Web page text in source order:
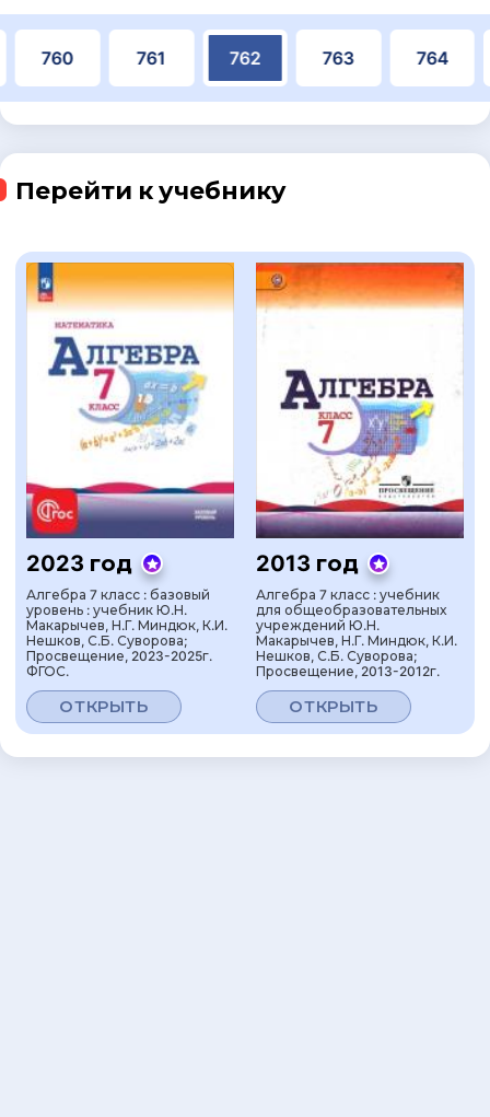
760 761 762 763 764
Перейти к учебнику
2023 год
Алгебра 7 класс : базовый
уровень : учебник Ю.Н.
Макарычев, Н.Г. Миндюк, К.И.
Нешков, С.Б. Суворова;
Просвещение, 2023-2025г.
ФГОС.
ОТКРЫТЬ
2013 год
Алгебра 7 класс : учебник
для общеобразовательных
учреждений Ю.Н.
Макарычев, Н.Г. Миндюк, К.И.
Нешков, С.Б. Суворова;
Просвещение, 2013-2012г.
ОТКРЫТЬ